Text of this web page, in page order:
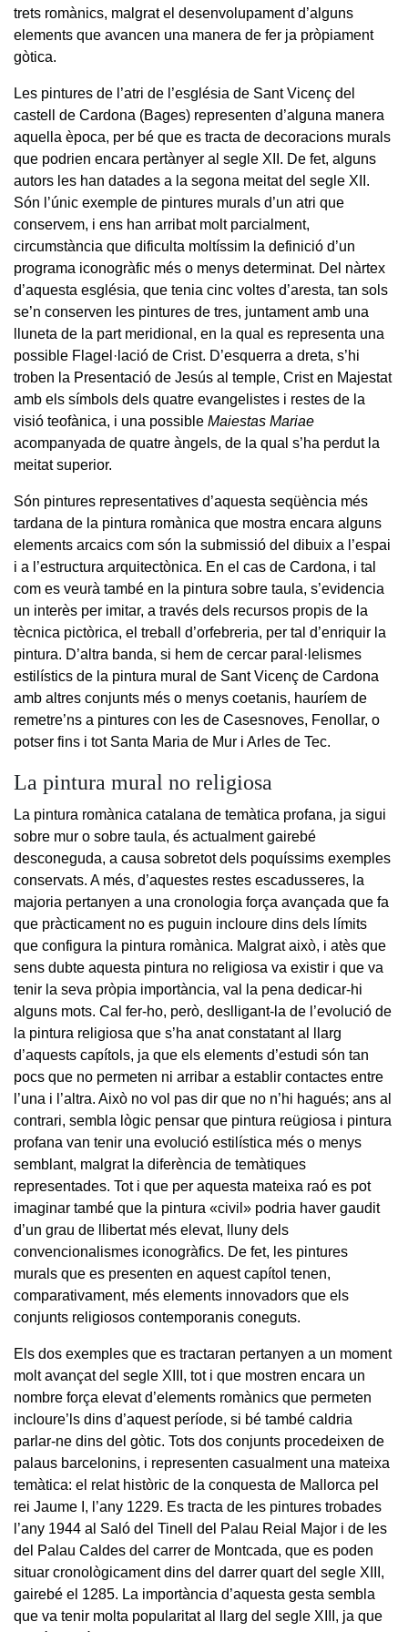
trets romànics, malgrat el desenvolupament d’alguns
elements que avancen una manera de fer ja pròpiament
gòtica.
Les pintures de l’atri de l’església de Sant Vicenç del
castell de Cardona (Bages) representen d’alguna manera
aquella època, per bé que es tracta de decoracions murals
que podrien encara pertànyer al segle XII. De fet, alguns
autors les han datades a la segona meitat del segle XII.
Són l’únic exemple de pintures murals d’un atri que
conservem, i ens han arribat molt parcialment,
circumstància que dificulta moltíssim la definició d’un
programa iconogràfic més o menys determinat. Del nàrtex
d’aquesta església, que tenia cinc voltes d’aresta, tan sols
se’n conserven les pintures de tres, juntament amb una
lluneta de la part meridional, en la qual es representa una
possible Flagel·lació de Crist. D’esquerra a dreta, s’hi
troben la Presentació de Jesús al temple, Crist en Majestat
amb els símbols dels quatre evangelistes i restes de la
visió teofànica, i una possible Maiestas Mariae
acompanyada de quatre àngels, de la qual s’ha perdut la
meitat superior.
Són pintures representatives d’aquesta seqüència més
tardana de la pintura romànica que mostra encara alguns
elements arcaics com són la submissió del dibuix a l’espai
i a l’estructura arquitectònica. En el cas de Cardona, i tal
com es veurà també en la pintura sobre taula, s’evidencia
un interès per imitar, a través dels recursos propis de la
tècnica pictòrica, el treball d’orfebreria, per tal d’enriquir la
pintura. D’altra banda, si hem de cercar paral·lelismes
estilístics de la pintura mural de Sant Vicenç de Cardona
amb altres conjunts més o menys coetanis, hauríem de
remetre’ns a pintures con les de Casesnoves, Fenollar, o
potser fins i tot Santa Maria de Mur i Arles de Tec.
La pintura mural no religiosa
La pintura romànica catalana de temàtica profana, ja sigui
sobre mur o sobre taula, és actualment gairebé
desconeguda, a causa sobretot dels poquíssims exemples
conservats. A més, d’aquestes restes escadusseres, la
majoria pertanyen a una cronologia força avançada que fa
que pràcticament no es puguin incloure dins dels límits
que configura la pintura romànica. Malgrat això, i atès que
sens dubte aquesta pintura no religiosa va existir i que va
tenir la seva pròpia importància, val la pena dedicar-hi
alguns mots. Cal fer-ho, però, deslligant-la de l’evolució de
la pintura religiosa que s’ha anat constatant al llarg
d’aquests capítols, ja que els elements d’estudi són tan
pocs que no permeten ni arribar a establir contactes entre
l’una i l’altra. Això no vol pas dir que no n’hi hagués; ans al
contrari, sembla lògic pensar que pintura reügiosa i pintura
profana van tenir una evolució estilística més o menys
semblant, malgrat la diferència de temàtiques
representades. Tot i que per aquesta mateixa raó es pot
imaginar també que la pintura «civil» podria haver gaudit
d’un grau de llibertat més elevat, lluny dels
convencionalismes iconogràfics. De fet, les pintures
murals que es presenten en aquest capítol tenen,
comparativament, més elements innovadors que els
conjunts religiosos contemporanis coneguts.
Els dos exemples que es tractaran pertanyen a un moment
molt avançat del segle XIII, tot i que mostren encara un
nombre força elevat d’elements romànics que permeten
incloure’ls dins d’aquest període, si bé també caldria
parlar-ne dins del gòtic. Tots dos conjunts procedeixen de
palaus barcelonins, i representen casualment una mateixa
temàtica: el relat històric de la conquesta de Mallorca pel
rei Jaume I, l’any 1229. Es tracta de les pintures trobades
l’any 1944 al Saló del Tinell del Palau Reial Major i de les
del Palau Caldes del carrer de Montcada, que es poden
situar cronològicament dins del darrer quart del segle XIII,
gairebé el 1285. La importància d’aquesta gesta sembla
que va tenir molta popularitat al llarg del segle XIII, ja que